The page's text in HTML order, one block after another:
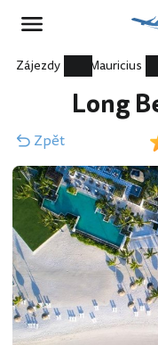
Zájezdy Mauricius
Long
Zpět